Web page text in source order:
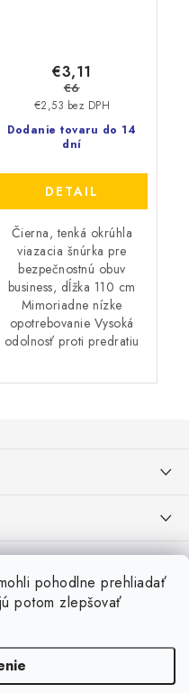
pohodlne prehliadať
potom zlepšovať
Dodanie tovaru do 14
dní
€2,53 bez DPH
€3,11
€6
DETAIL
Čierna, tenká okrúhla
viazacia šnúrka pre
bezpečnostnú obuv
business, dĺžka 110 cm
Mimoriadne nízke
opotrebovanie Vysoká
odolnosť proti predratiu
si ich kúpiť